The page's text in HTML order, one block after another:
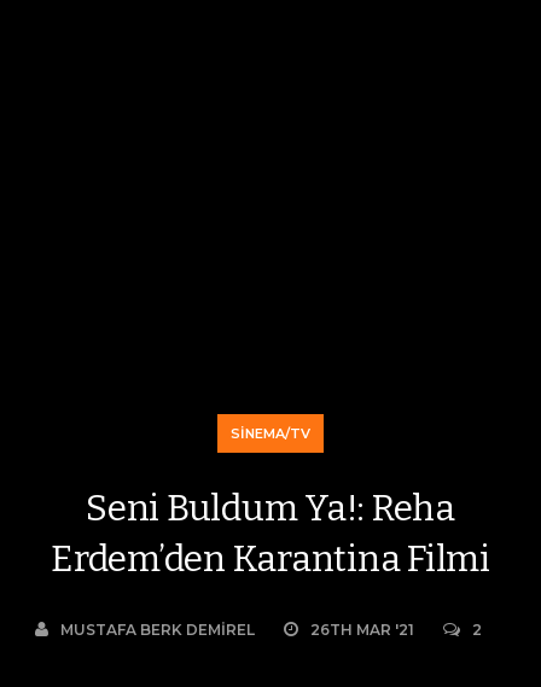
SINEMA/TV
Seni Buldum Ya!: Reha
Erdem’den Karantina Filmi
MUSTAFA BERK DEMIREL 26TH MAR '21 2